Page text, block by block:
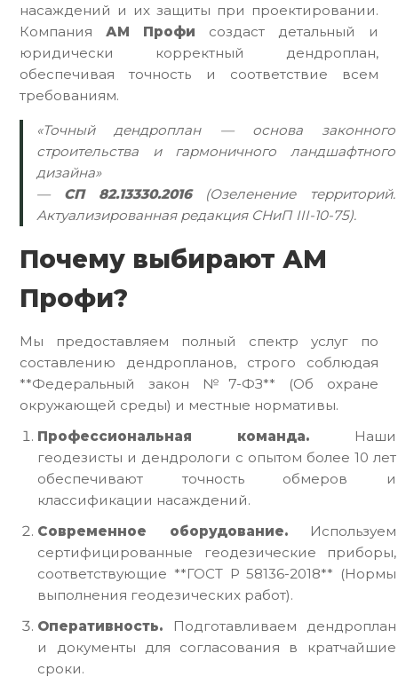
насаждений и их защиты при проектировании.
КомпанияАМ Профи создаст детальный и
юридически корректный дендроплан,
обеспечивая точность и соответствие всем
требованиям.
«Точный дендроплан — основа законного
строительства и гармоничного ландшафтного
дизайна»
— СП 82.13330.2016(Озеленение территорий.
Актуализированная редакция СНиП III-10-75).
Почему выбирают АМ
Профи?
Мы предоставляем полный спектр услуг по
составлению дендропланов, строго соблюдая
**Федеральный закон №7-ФЗ** (Об охране
окружающей среды) и местные нормативы.
Профессиональная команда. Наши
геодезисты и дендрологи с опытом более 10 лет
обеспечивают точность обмеров и
классификации насаждений.
Современное оборудование.Используем
сертифицированные геодезические приборы,
соответствующие **ГОСТ Р 58136-2018** (Нормы
выполнения геодезических работ).
Оперативность. Подготавливаем дендроплан
и документы для согласования в кратчайшие
сроки.